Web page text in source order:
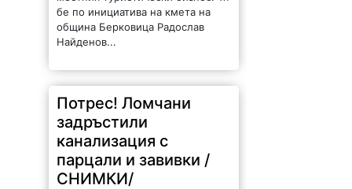
бе по инициатива на кмета на
община Берковица Радослав
Найденов...
Потрес! Ломчани
задръстили
канализация с
парцали и завивки /
СНИМКИ/